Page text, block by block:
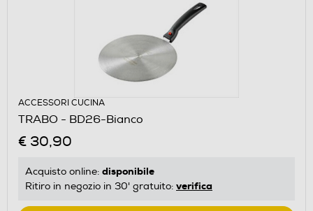
ACCESSORI CUCINA
TRABO - BD26-Bianco
€ 30,90
Acquisto online: disponibile
Ritiro in negozio in 30' gratuito: verifica